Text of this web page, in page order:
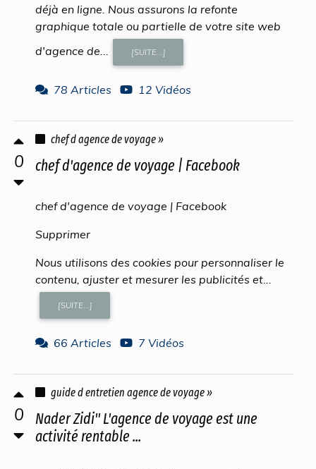
déjà en ligne. Nous assurons la refonte
graphique totale ou partielle de votre site web
d'agence de...
[SUITE...]
78 Articles 12 Vidéos
0
chef d agence de voyage »
chef d'agence de voyage | Facebook
chef d'agence de voyage | Facebook
Supprimer
Nous utilisons des cookies pour personnaliser le
contenu, ajuster et mesurer les publicités et...
[SUITE...]
66 Articles 7 Vidéos
0
guide d entretien agence de voyage »
Nader Zidi" L'agence de voyage est une
activité rentable ...